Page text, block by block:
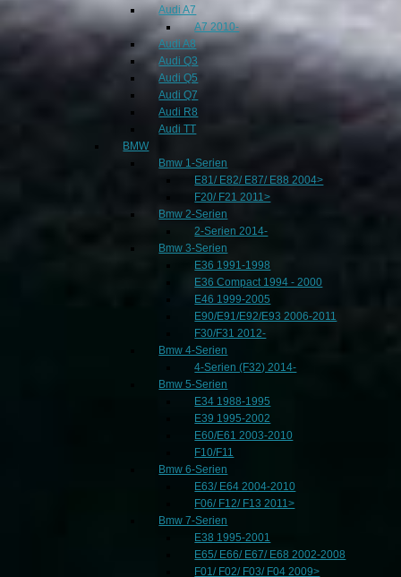
Audi A7
A7 2010-
Audi A8
Audi Q3
Audi Q5
Audi Q7
Audi R8
Audi TT
BMW
Bmw 1-Serien
E81/ E82/ E87/ E88 2004>
F20/ F21 2011>
Bmw 2-Serien
2-Serien 2014-
Bmw 3-Serien
E36 1991-1998
E36 Compact 1994 - 2000
E46 1999-2005
E90/E91/E92/E93 2006-2011
F30/F31 2012-
Bmw 4-Serien
4-Serien (F32) 2014-
Bmw 5-Serien
E34 1988-1995
E39 1995-2002
E60/E61 2003-2010
F10/F11
Bmw 6-Serien
E63/ E64 2004-2010
F06/ F12/ F13 2011>
Bmw 7-Serien
E38 1995-2001
E65/ E66/ E67/ E68 2002-2008
F01/ F02/ F03/ F04 2009>